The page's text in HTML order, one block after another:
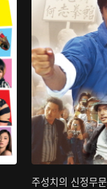
주성치의 신정무문